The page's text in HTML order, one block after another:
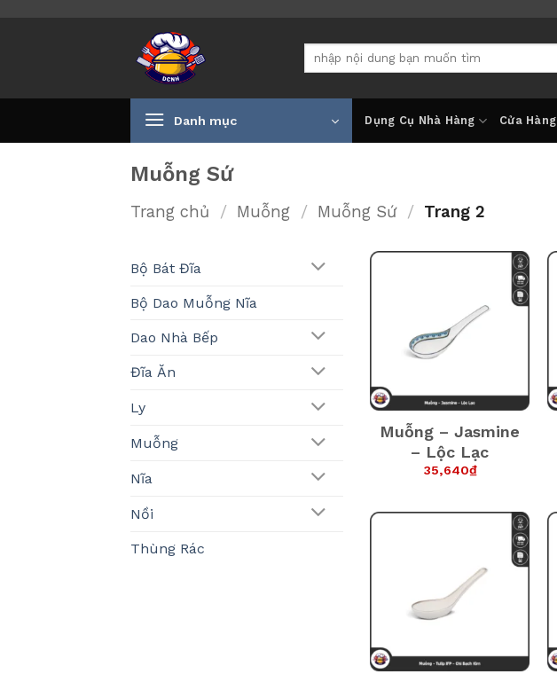
Tìm
kiếm:
Danh mục Dụng Cụ Nhà Hàng Cửa Hàng
Muỗng Sứ
Trang chủ / Muỗng / Muỗng Sứ / Trang 2
Bộ Bát Đĩa
Bộ Dao Muỗng Nĩa
Dao Nhà Bếp
Đĩa Ăn
Ly
Muỗng
Nĩa
Nồi
Thùng Rác
Muỗng – Jasmine
– Lộc Lạc
35,640₫